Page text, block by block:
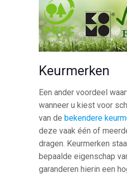
Keurmerken
Een ander voordeel
wanneer u kiest voor
van debekendere
deze vaak één of
dragen. Keurmerken
bepaalde eigenschap
garanderen hierin een